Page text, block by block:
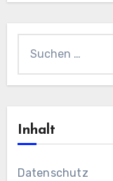
nach:
Inhalt
Datenschutz